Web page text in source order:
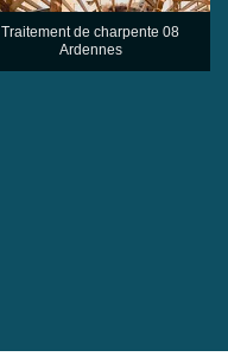
Traitement de charpente 08
Ardennes